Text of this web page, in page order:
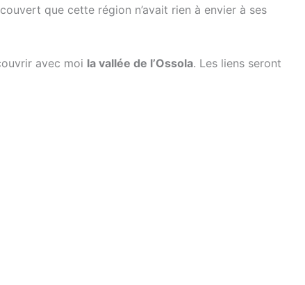
que cette région n’avait rien à envier à ses
avec moi la vallée de l’Ossola. Les liens seront